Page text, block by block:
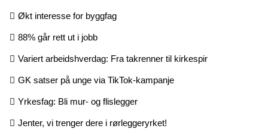
Økt interesse for byggfag
88% går rett ut i jobb
Variert arbeidshverdag: Fra takrenner til kirkespir
GK satser på unge via TikTok-kampanje
Yrkesfag: Bli mur- og flislegger
Jenter, vi trenger dere i rørleggeryrket!